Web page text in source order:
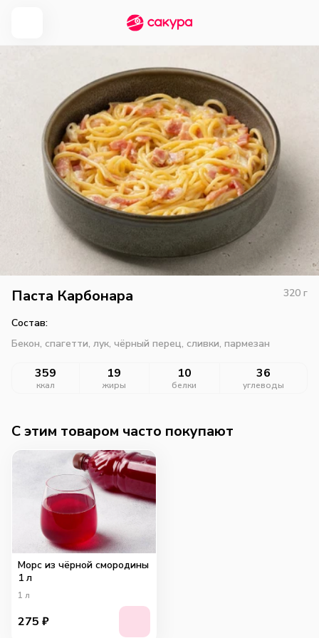
Паста Карбонара 320 г
Состав:
Бекон, спагетти, лук, чёрный перец, сливки, пармезан
359
ккал
19
жиры
10
белки
36
углеводы
C этим товаром часто покупают
Морс из чёрной смородины
1 л
1 л
275 ₽